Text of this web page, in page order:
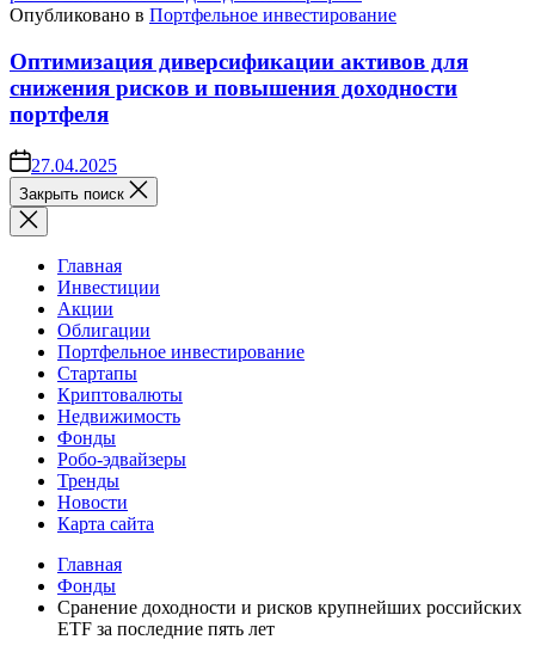
Опубликовано в Портфельное инвестирование
Оптимизация диверсификации активов для
снижения рисков и повышения доходности
портфеля
27.04.2025
Закрыть поиск
Главная
Инвестиции
Акции
Облигации
Портфельное инвестирование
Стартапы
Криптовалюты
Недвижимость
Фонды
Робо-эдвайзеры
Тренды
Новости
Карта сайта
Главная
Фонды
Сранение доходности и рисков крупнейших российских
ETF за последние пять лет